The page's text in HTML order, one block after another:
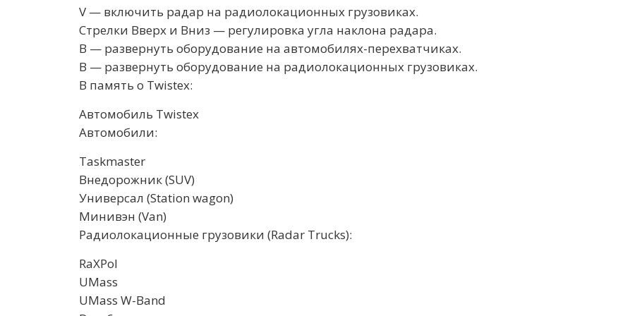
V — включить радар на радиолокационных грузовиках.
Стрелки Вверх и Вниз — регулировка угла наклона радара.
B — развернуть оборудование на автомобилях-перехватчиках.
B — развернуть оборудование на радиолокационных грузовиках.
В память о Twistex:
Автомобиль Twistex
Автомобили:
Taskmaster
Внедорожник (SUV)
Универсал (Station wagon)
Минивэн (Van)
Радиолокационные грузовики (Radar Trucks):
RaXPol
UMass
UMass W-Band